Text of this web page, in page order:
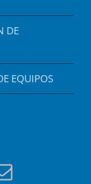
DE
EQUIPOS